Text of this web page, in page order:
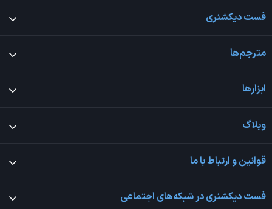
فست دیکشنری
مترجم‌ها
ابزارها
وبلاگ
قوانین و ارتباط با ما
فست دیکشنری در شبکه‌های اجتماعی